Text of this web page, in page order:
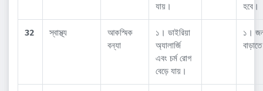
যায়।
হবে।
32 স্বাস্থ্য
আকস্মিক
বন্যা
১। ডাইরিয়া
অ্যালার্জি
এবং চর্ম রোগ
বেড়ে যায়।
১।